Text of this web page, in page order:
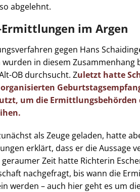
abgelehnt.
im Argen
gegen Hans
wurden in diesem Zusammenhang
OB durchsucht. Zuletzt hatte
um die Ermittlungsbehörden
als Zeuge geladen, hatte
erklärt, dass er die Aussage
Zeit hatte Richterin
nachgefragt, bis wann die
werden – auch hier geht es um